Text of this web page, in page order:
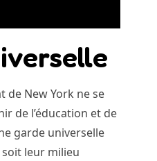
de New York ne se
de l’éducation et de
garde universelle
soit leur milieu